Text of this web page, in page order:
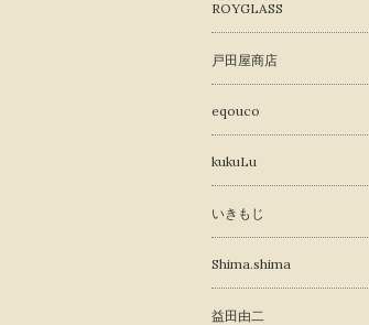
ROYGLASS
戸田屋商店
eqouco
kukuLu
いきもじ
Shima.shima
益田由二